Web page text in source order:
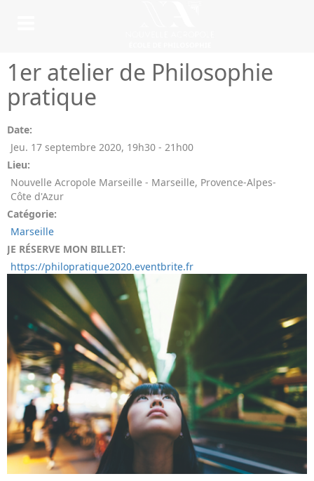
1er atelier de Philosophie
pratique
Date:
Jeu. 17 septembre 2020, 19h30 - 21h00
Lieu:
Nouvelle Acropole Marseille - Marseille, Provence-Alpes-
Côte d'Azur
Catégorie:
Marseille
JE RÉSERVE MON BILLET:
https://philopratique2020.eventbrite.fr